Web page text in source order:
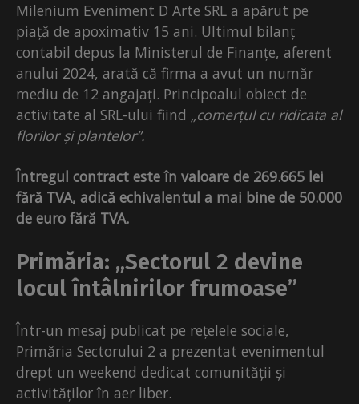
Milenium Eveniment D Arte SRL a apărut pe
piață de apoximativ 15 ani. Ultimul bilanț
contabil depus la Ministerul de Finanțe, aferent
anului 2024, arată că firma a avut un număr
mediu de 12 angajați. Principoalul obiect de
activitate al SRL-ului fiind „comerțul cu ridicata al
florilor și plantelor”.
Întregul contract este în valoare de 269.665 lei
fără TVA, adică echivalentul a mai bine de 50.000
de euro fără TVA.
Primăria: „Sectorul 2 devine
locul întâlnirilor frumoase”
Într-un mesaj publicat pe rețelele sociale,
Primăria Sectorului 2 a prezentat evenimentul
drept un weekend dedicat comunității și
activităților în aer liber.